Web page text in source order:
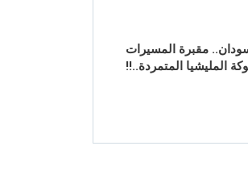
مقبرة المسيرات
المليشيا المتمردة..!!